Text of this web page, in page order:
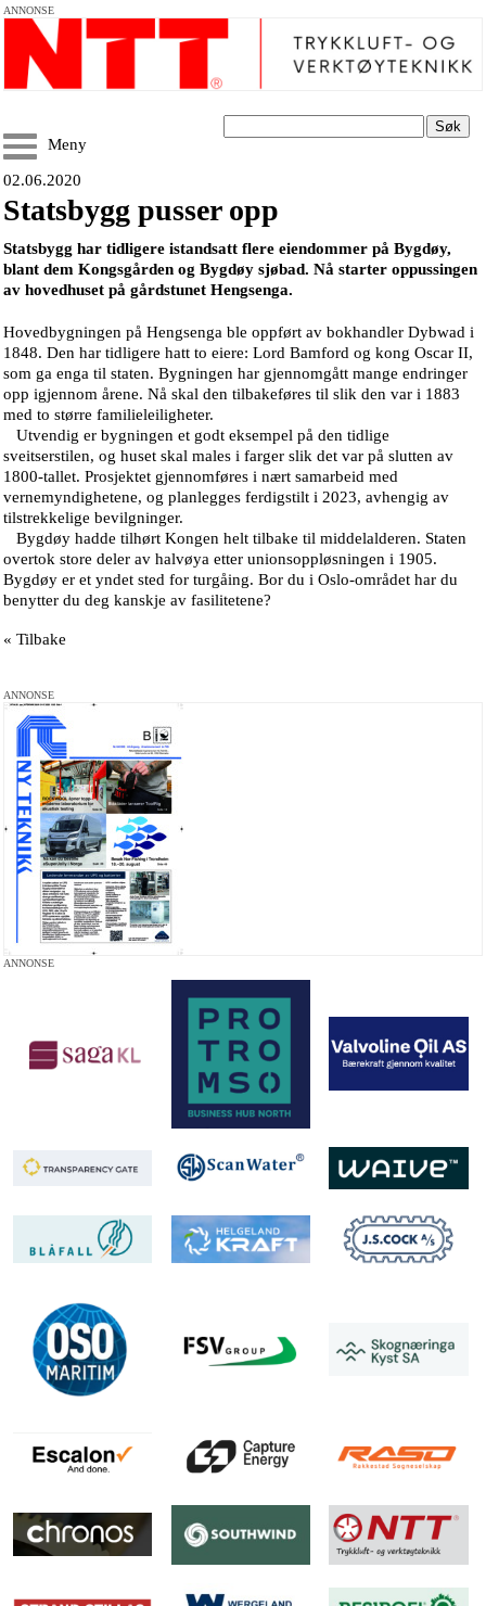
ANNONSE
Søk
Meny
02.06.2020
Statsbygg pusser opp
Statsbygg har tidligere istandsatt flere eiendommer på Bygdøy,
blant dem Kongsgården og Bygdøy sjøbad. Nå starter oppussingen
av hovedhuset på gårdstunet Hengsenga.
Hovedbygningen på Hengsenga ble oppført av bokhandler Dybwad i
1848. Den har tidligere hatt to eiere: Lord Bamford og kong Oscar II,
som ga enga til staten. Bygningen har gjennomgått mange endringer
opp igjennom årene. Nå skal den tilbakeføres til slik den var i 1883
med to større familieleiligheter.
Utvendig er bygningen et godt eksempel på den tidlige
sveitserstilen, og huset skal males i farger slik det var på slutten av
1800-tallet. Prosjektet gjennomføres i nært samarbeid med
vernemyndighetene, og planlegges ferdigstilt i 2023, avhengig av
tilstrekkelige bevilgninger.
Bygdøy hadde tilhørt Kongen helt tilbake til middelalderen. Staten
overtok store deler av halvøya etter unionsoppløsningen i 1905.
Bygdøy er et yndet sted for turgåing. Bor du i Oslo-området har du
benytter du deg kanskje av fasilitetene?
« Tilbake
ANNONSE
ANNONSE